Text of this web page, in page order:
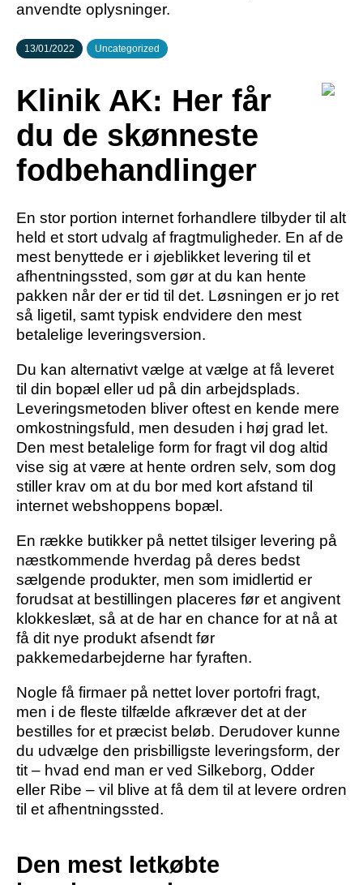
anvendte oplysninger.
13/01/2022 Uncategorized
Klinik AK: Her får
du de skønneste
fodbehandlinger
En stor portion internet forhandlere tilbyder til alt
held et stort udvalg af fragtmuligheder. En af de
mest benyttede er i øjeblikket levering til et
afhentningssted, som gør at du kan hente
pakken når der er tid til det. Løsningen er jo ret
så ligetil, samt typisk endvidere den mest
betalelige leveringsversion.
Du kan alternativt vælge at vælge at få leveret
til din bopæl eller ud på din arbejdsplads.
Leveringsmetoden bliver oftest en kende mere
omkostningsfuld, men desuden i høj grad let.
Den mest betalelige form for fragt vil dog altid
vise sig at være at hente ordren selv, som dog
stiller krav om at du bor med kort afstand til
internet webshoppens bopæl.
En række butikker på nettet tilsiger levering på
næstkommende hverdag på deres bedst
sælgende produkter, men som imidlertid er
forudsat at bestillingen placeres før et angivent
klokkeslæt, så at de har en chance for at nå at
få dit nye produkt afsendt før
pakkemedarbejderne har fyraften.
Nogle få firmaer på nettet lover portofri fragt,
men i de fleste tilfælde afkræver det at der
bestilles for et præcist beløb. Derudover kunne
du udvælge den prisbilligste leveringsform, der
tit – hvad end man er ved Silkeborg, Odder
eller Ribe – vil blive at få dem til at levere ordren
til et afhentningssted.
Den mest letkøbte